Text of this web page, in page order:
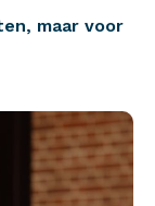
maar voor